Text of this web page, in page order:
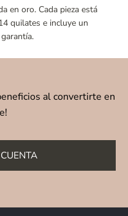
en oro. Cada pieza está
quilates e incluye un
al convertirte en